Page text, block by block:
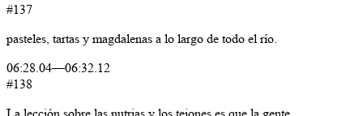
#137
pasteles, tartas y magdalenas a lo largo de todo el río.
06:28.04—06:32.12
#138